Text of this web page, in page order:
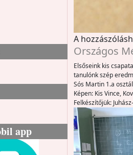
app
A
Országos
Elsőseink kis
tanulónk szép
Sós Martin 1.a
Képen: Kis Vince,
Felkészítőjük: